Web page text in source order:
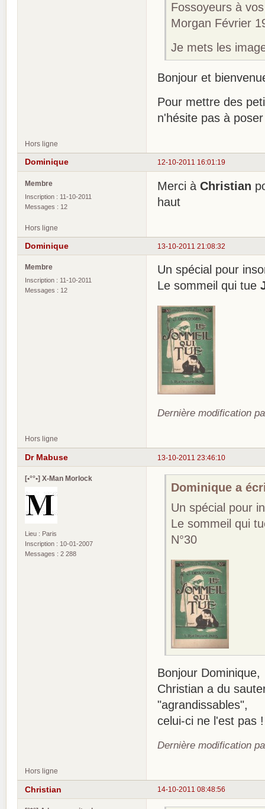
Fossoyeurs à
Morgan Février
Je mets les
Bonjour et
Pour mettre des
n'hésite pas à
Hors ligne
12-10-2011 16:01:19
Dominique
Membre
Inscription : 11-10-2011
Messages : 12
Merci à Christian
haut
Hors ligne
13-10-2011 21:08:32
Dominique
Membre
Inscription : 11-10-2011
Messages : 12
Un spécial pour
Le sommeil qui tue
Dernière modification
Hors ligne
13-10-2011 23:46:10
Dr Mabuse
[•°°•] X-Man Morlock
Lieu : Paris
Inscription : 10-01-2007
Messages : 2 288
Dominique a
Un spécial pour
Le sommeil qui
N°30
Bonjour Dominique,
Christian a du
"agrandissables",
celui-ci ne l'est pas !
Dernière modification
Hors ligne
14-10-2011 08:48:56
Christian